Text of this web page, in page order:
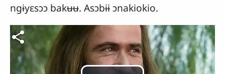
ngɨyɛsɔɔ bakʉʉ. Asɔbɨɨ ɔnakiokio.